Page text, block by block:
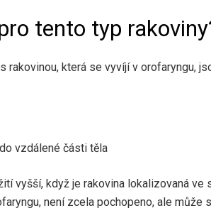
tento typ
rakovinou, která se vyvíjí v orofaryngu,
vzdálené části těla
vyšší, když je rakovina lokalizovaná ve
není zcela pochopeno, ale může